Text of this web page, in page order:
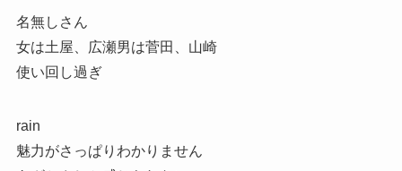
名無しさん
女は土屋、広瀬男は菅田、山崎
使い回し過ぎ
rain
魅力がさっぱりわかりません